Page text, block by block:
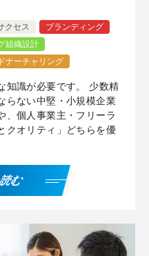
クセス
ブランディング
組織設計
ナーチャリング
知識が必要です。 少数精
らない中堅・小規模企業
、個人事業主・フリーラ
クオリティ」どちらを優
む